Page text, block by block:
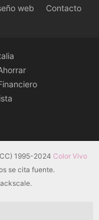
web
Contacto
1995-2024 Color Vivo
se cita fuente.